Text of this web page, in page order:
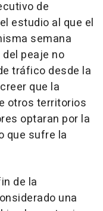
de
estudio al que el
semana
peaje no
tráfico desde la
que la
otros territorios
optaran por la
que sufre la
de la
una